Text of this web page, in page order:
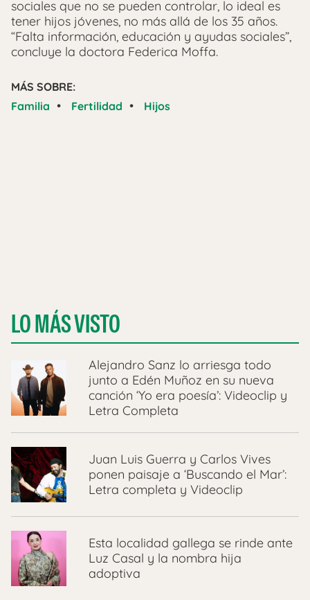
sociales que no se pueden controlar, lo ideal es
tener hijos jóvenes, no más allá de los 35 años.
“Falta información, educación y ayudas sociales”,
concluye la doctora Federica Moffa.
MÁS SOBRE:
Familia • Fertilidad • Hijos
LO MÁS VISTO
Alejandro Sanz lo arriesga todo
junto a Edén Muñoz en su nueva
canción ‘Yo era poesía’: Videoclip y
Letra Completa
Juan Luis Guerra y Carlos Vives
ponen paisaje a ‘Buscando el Mar’:
Letra completa y Videoclip
Esta localidad gallega se rinde ante
Luz Casal y la nombra hija
adoptiva